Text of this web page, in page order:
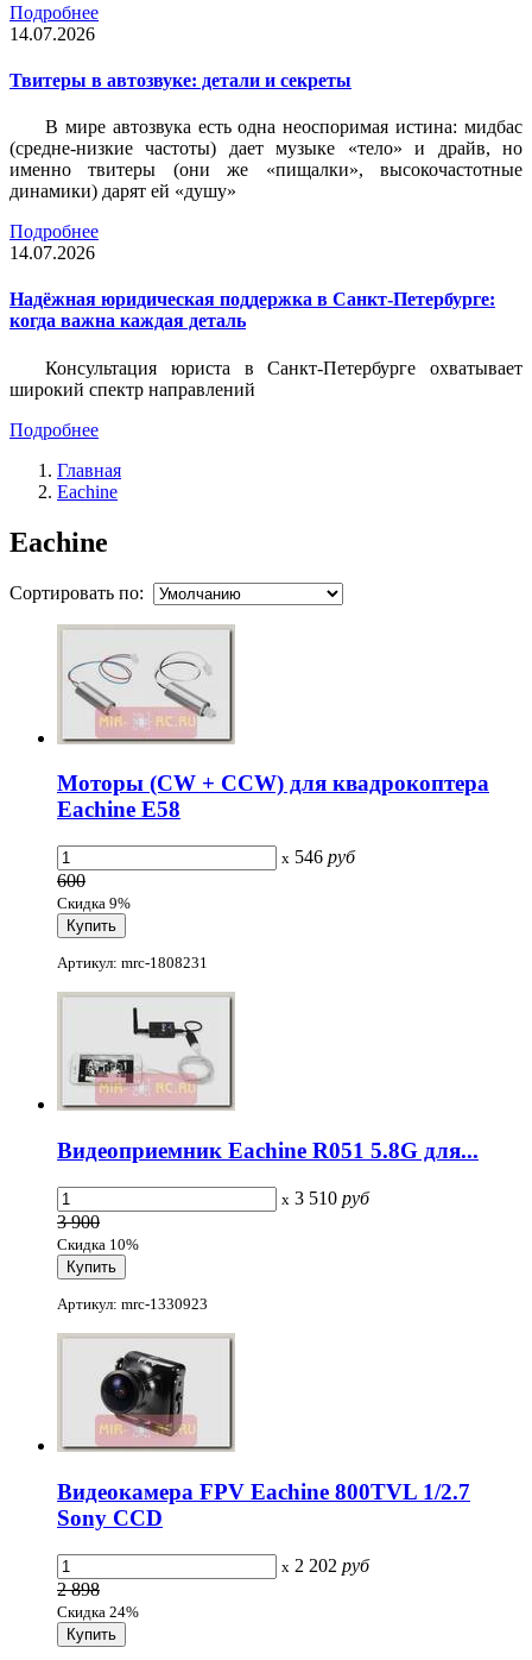
Подробнее
14.07.2026
Твитеры в автозвуке: детали и секреты
В мире автозвука есть одна неоспоримая истина: мидбас
(средне-низкие частоты) дает музыке «тело» и драйв, но
именно твитеры (они же «пищалки», высокочастотные
динамики) дарят ей «душу»
Подробнее
14.07.2026
Надёжная юридическая поддержка в Санкт-Петербурге:
когда важна каждая деталь
Консультация юриста в Санкт-Петербурге охватывает
широкий спектр направлений
Подробнее
Главная
Eachine
Eachine
Сортировать по:
Моторы (CW + CCW) для квадрокоптера
Eachine E58
x 546 руб
600
Скидка 9%
Артикул: mrc-1808231
Видеоприемник Eachine R051 5.8G для...
x 3 510 руб
3 900
Скидка 10%
Артикул: mrc-1330923
Видеокамера FPV Eachine 800TVL 1/2.7
Sony CCD
x 2 202 руб
2 898
Скидка 24%